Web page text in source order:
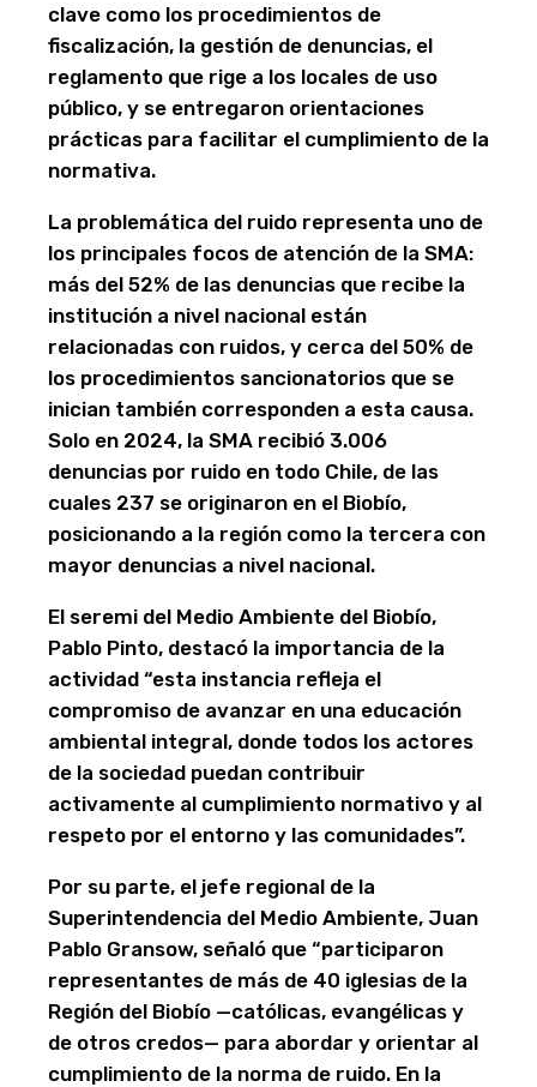
clave como los procedimientos de
fiscalización, la gestión de denuncias, el
reglamento que rige a los locales de uso
público, y se entregaron orientaciones
prácticas para facilitar el cumplimiento de la
normativa.
La problemática del ruido representa uno de
los principales focos de atención de la SMA:
más del 52% de las denuncias que recibe la
institución a nivel nacional están
relacionadas con ruidos, y cerca del 50% de
los procedimientos sancionatorios que se
inician también corresponden a esta causa.
Solo en 2024, la SMA recibió 3.006
denuncias por ruido en todo Chile, de las
cuales 237 se originaron en el Biobío,
posicionando a la región como la tercera con
mayor denuncias a nivel nacional.
El seremi del Medio Ambiente del Biobío,
Pablo Pinto, destacó la importancia de la
actividad “esta instancia refleja el
compromiso de avanzar en una educación
ambiental integral, donde todos los actores
de la sociedad puedan contribuir
activamente al cumplimiento normativo y al
respeto por el entorno y las comunidades”.
Por su parte, el jefe regional de la
Superintendencia del Medio Ambiente, Juan
Pablo Gransow, señaló que “participaron
representantes de más de 40 iglesias de la
Región del Biobío —católicas, evangélicas y
de otros credos— para abordar y orientar al
cumplimiento de la norma de ruido. En la